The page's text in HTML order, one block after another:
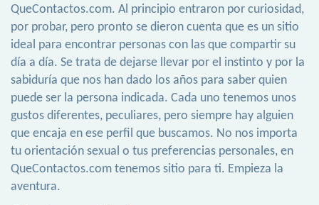
QueContactos.com. Al principio entraron por curiosidad,
por probar, pero pronto se dieron cuenta que es un sitio
ideal para encontrar personas con las que compartir su
día a día. Se trata de dejarse llevar por el instinto y por la
sabiduría que nos han dado los años para saber quien
puede ser la persona indicada. Cada uno tenemos unos
gustos diferentes, peculiares, pero siempre hay alguien
que encaja en ese perfil que buscamos. No nos importa
tu orientación sexual o tus preferencias personales, en
QueContactos.com tenemos sitio para ti. Empieza la
aventura.